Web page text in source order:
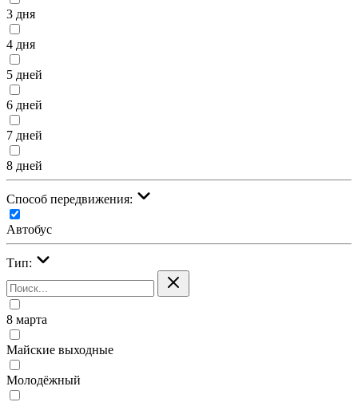
3 дня
4 дня
5 дней
6 дней
7 дней
8 дней
Cпособ передвижения:
Автобус
Тип:
8 марта
Майские выходные
Молодёжный